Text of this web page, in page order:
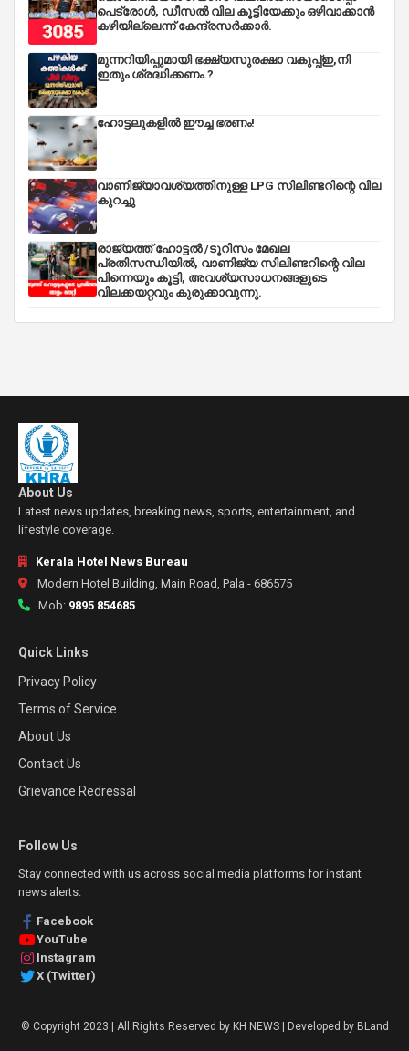
പെട്രോൾ, ഡീസല്‍ വില കൂട്ടിയേക്കും ഒഴിവാക്കാന്‍
കഴിയില്ലെന്ന് കേന്ദ്രസര്‍ക്കാര്‍.
മുന്നറിയിപ്പുമായി ഭക്ഷ്യസുരക്ഷാ വകുപ്പ്ഇ,നി
ഇതും ശ്രദ്ധിക്കണം.?
ഹോട്ടലുകളിൽ ഈച്ച ഭരണം!
വാണിജ്യാവശ്യത്തിനുള്ള LPG സിലിണ്ടറിന്റെ വില
കുറച്ചു
രാജ്യത്ത് ഹോട്ടൽ /ടൂറിസം മേഖല
പ്രതിസന്ധിയിൽ, വാണിജ്യ സിലിണ്ടറിന്റെ വില
പിന്നെയും കൂട്ടി, അവശ്യസാധനങ്ങളുടെ
വിലക്കയറ്റവും കുരുക്കാവുന്നു.
About Us
Latest news updates, breaking news, sports, entertainment, and
lifestyle coverage.
Kerala Hotel News Bureau
Modern Hotel Building, Main Road, Pala - 686575
Mob: 9895 854685
Quick Links
Privacy Policy
Terms of Service
About Us
Contact Us
Grievance Redressal
Follow Us
Stay connected with us across social media platforms for instant
news alerts.
Facebook
YouTube
Instagram
X (Twitter)
© Copyright 2023 | All Rights Reserved by KH NEWS | Developed by BLand